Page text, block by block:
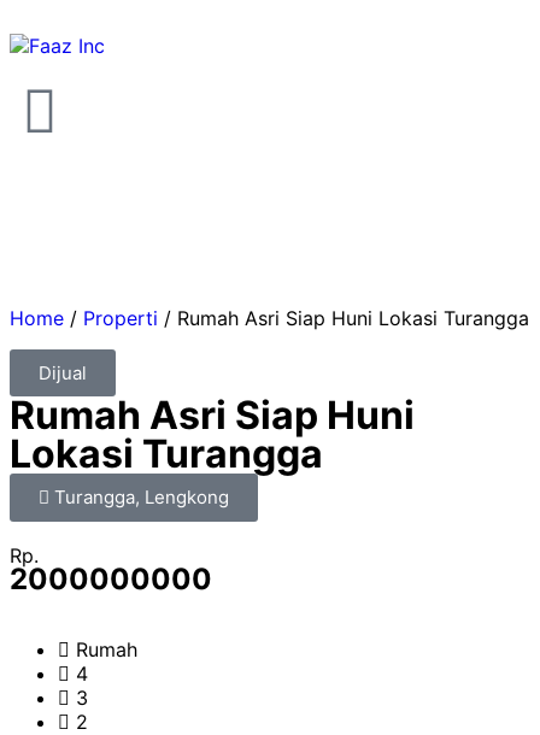
Home / Properti / Rumah Asri Siap Huni Lokasi Turangga
Dijual
Rumah Asri Siap Huni
Lokasi Turangga
Turangga, Lengkong
Rp.
2000000000
Rumah
4
3
2